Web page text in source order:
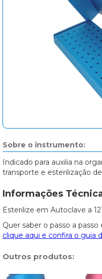
Sobre o instrumento:
Indicado para auxilia na
transporte e esterilização
Informações
Esterilize em Autoclave a
Quer saber o passo a
clique aqui e confira o guia
Outros produtos: